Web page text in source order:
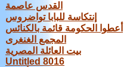
القدس عاصمة
إنتكاسة للبابا تواضروس
أعطوا الحكومة قائمة بالكنائس
المجمع الغنغرى
بيت العائلة المصرية
Untitled 8016